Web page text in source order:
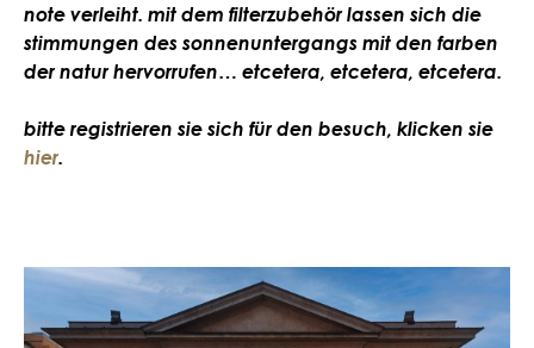
note verleiht. mit dem filterzubehör lassen sich die
stimmungen des sonnenuntergangs mit den farben
der natur hervorrufen… etcetera, etcetera, etcetera.
bitte registrieren sie sich für den besuch, klicken sie
hier.